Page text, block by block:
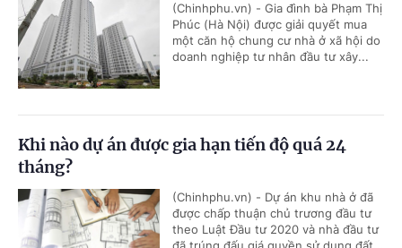
(Chinhphu.vn) - Gia đình bà Phạm Thị
Phúc (Hà Nội) được giải quyết mua
một căn hộ chung cư nhà ở xã hội do
doanh nghiệp tư nhân đầu tư xây...
Khi nào dự án được gia hạn tiến độ quá 24
tháng?
(Chinhphu.vn) - Dự án khu nhà ở đã
được chấp thuận chủ trương đầu tư
theo Luật Đầu tư 2020 và nhà đầu tư